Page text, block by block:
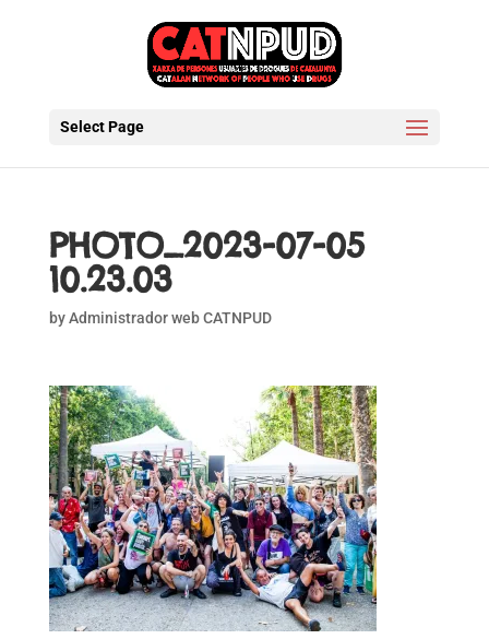
Select Page
PHOTO_2023-07-05
10.23.03
byAdministrador web CATNPUD